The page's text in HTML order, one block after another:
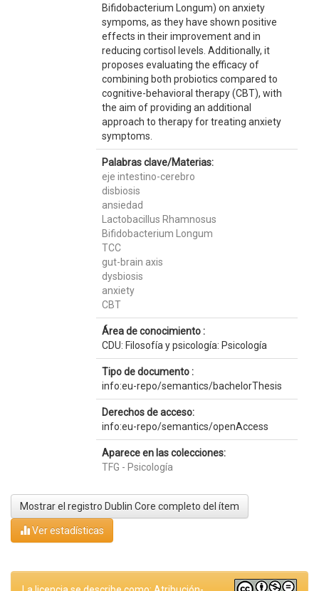
Bifidobacterium Longum) on anxiety
sympoms, as they have shown positive
effects in their improvement and in
reducing cortisol levels. Additionally, it
proposes evaluating the efficacy of
combining both probiotics compared to
cognitive-behavioral therapy (CBT), with
the aim of providing an additional
approach to therapy for treating anxiety
symptoms.
Palabras clave/Materias:
eje intestino-cerebro
disbiosis
ansiedad
Lactobacillus Rhamnosus
Bifidobacterium Longum
TCC
gut-brain axis
dysbiosis
anxiety
CBT
Área de conocimiento :
CDU: Filosofía y psicología: Psicología
Tipo de documento :
info:eu-repo/semantics/bachelorThesis
Derechos de acceso:
info:eu-repo/semantics/openAccess
Aparece en las colecciones:
TFG - Psicología
Mostrar el registro Dublin Core completo del ítem
Ver estadísticas